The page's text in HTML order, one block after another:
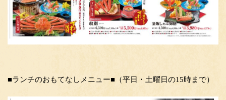
■ランチのおもてなしメニュー■（平日・土曜日の15時まで）